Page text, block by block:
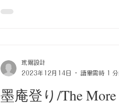
墨庵登り/The More
玳爾設計
2023年12月14日
讀畢需時 1